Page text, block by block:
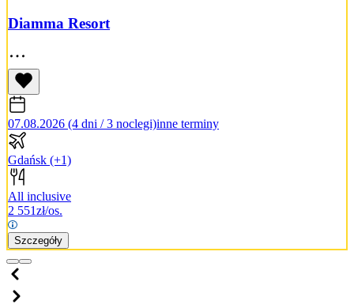
Diamma Resort
07.08.2026 (4 dni / 3 noclegi)inne terminy
Gdańsk (+1)
All inclusive
2 551zł/os.
Szczegóły